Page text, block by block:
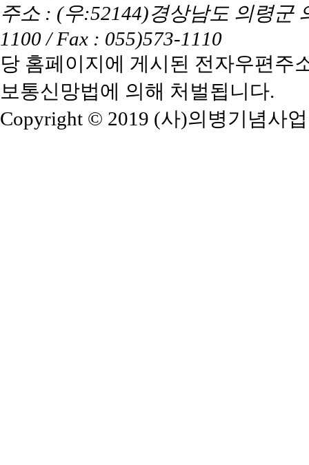
주소 : (우:52144)경상남도 의령군
1100 / Fax : 055)573-1110
당 홈페이지에 게시된 전자우편주
보통신망법에 의해 처벌됩니다.
Copyright © 2019 (사)의병기념사